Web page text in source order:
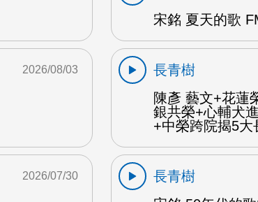
宋銘 夏天的歌
2026/08/03
長青樹
陳彥 藝文+花蓮
銀共榮+心輔犬
+中榮跨院揭5
2026/07/30
長青樹